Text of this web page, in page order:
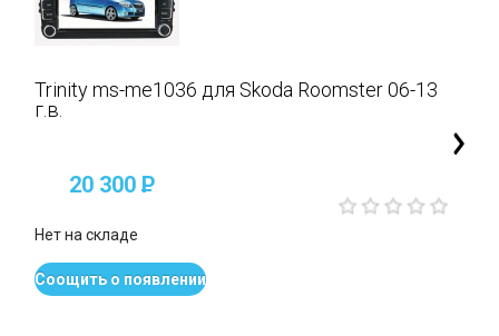
Trinity ms-me1036 для Skoda Roomster 06-13
г.в.
20 300 P
Нет на складе
Соощить о появлении